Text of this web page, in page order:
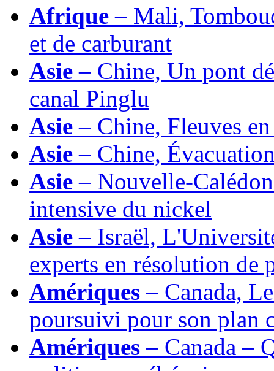
Afrique – Mali,
et de carburant
Asie – Chine, Un pont
canal Pinglu
Asie – Chine, Fleuves
Asie – Chine,
Asie – Nouvelle-
intensive du nickel
Asie – Israël,
experts en résolution de
Amériques – Canada,
poursuivi pour son plan
Amériques – Canada –